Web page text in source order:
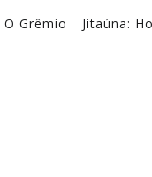
Grêmio
Jitaúna: